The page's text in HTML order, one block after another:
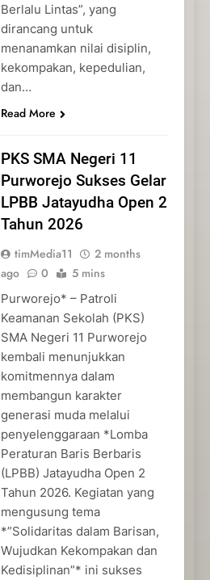
Berlalu Lintas”, yang
dirancang untuk
menanamkan nilai disiplin,
kekompakan, kepedulian,
dan…
Read More
PKS SMA Negeri 11
Purworejo Sukses Gelar
LPBB Jatayudha Open 2
Tahun 2026
timMedia11
2 months
ago
0 5 mins
Purworejo* – Patroli
Keamanan Sekolah (PKS)
SMA Negeri 11 Purworejo
kembali menunjukkan
komitmennya dalam
membangun karakter
generasi muda melalui
penyelenggaraan *Lomba
Peraturan Baris Berbaris
(LPBB) Jatayudha Open 2
Tahun 2026. Kegiatan yang
mengusung tema
*”Solidaritas dalam Barisan,
Wujudkan Kekompakan dan
Kedisiplinan”* ini sukses